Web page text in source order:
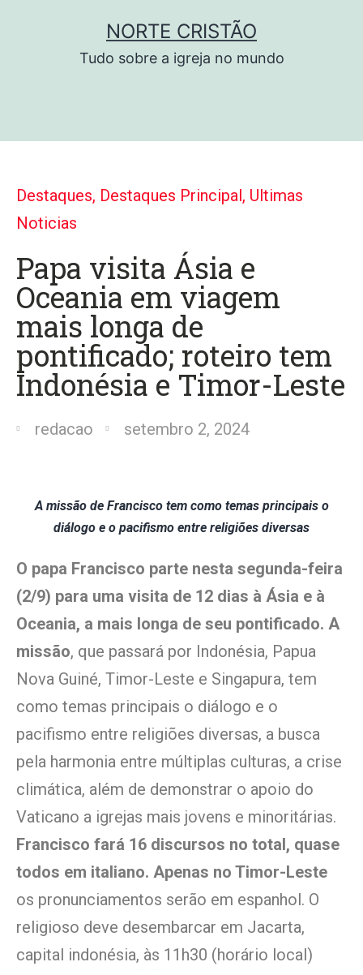
NORTE CRISTÃO
Tudo sobre a igreja no mundo
Destaques, Destaques Principal, Ultimas
Noticias
Papa visita Ásia e
Oceania em viagem
mais longa de
pontificado; roteiro tem
Indonésia e Timor-Leste
redacao setembro 2, 2024
A missão de Francisco tem como temas principais o
diálogo e o pacifismo entre religiões diversas
O papa Francisco parte nesta segunda-feira
(2/9) para uma visita de 12 dias à Ásia e à
Oceania, a mais longa de seu pontificado. A
missão, que passará por Indonésia, Papua
Nova Guiné, Timor-Leste e Singapura, tem
como temas principais o diálogo e o
pacifismo entre religiões diversas, a busca
pela harmonia entre múltiplas culturas, a crise
climática, além de demonstrar o apoio do
Vaticano a igrejas mais jovens e minoritárias.
Francisco fará 16 discursos no total, quase
todos em italiano. Apenas no Timor-Leste
os pronunciamentos serão em espanhol. O
religioso deve desembarcar em Jacarta,
capital indonésia, às 11h30 (horário local)